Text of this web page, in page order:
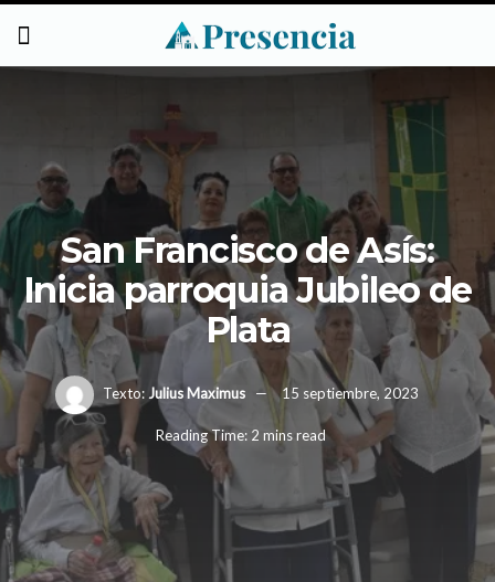
San Francisco de Asís:
Inicia parroquia Jubileo de
Plata
Texto: Julius Maximus 15 septiembre, 2023
Reading Time: 2 mins read